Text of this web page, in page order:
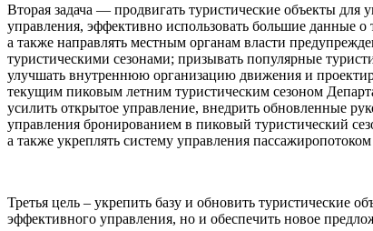
Вторая задача — продвигать туристические объекты
управления, эффективно использовать большие данные
а также направлять местным органам власти
туристическими сезонами; призывать популярные
улучшать внутреннюю организацию движения и
текущим пиковым летним туристическим сезоном
усилить открытое управление, внедрить обновленные
управления бронированием в пиковый туристический
а также укреплять систему управления
Третья цель – укрепить базу и обновить туристические
эффективного управления, но и обеспечить новое